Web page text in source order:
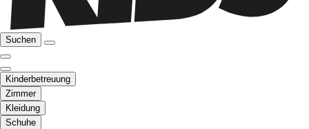
Suchen
Kinderbetreuung
Zimmer
Kleidung
Schuhe